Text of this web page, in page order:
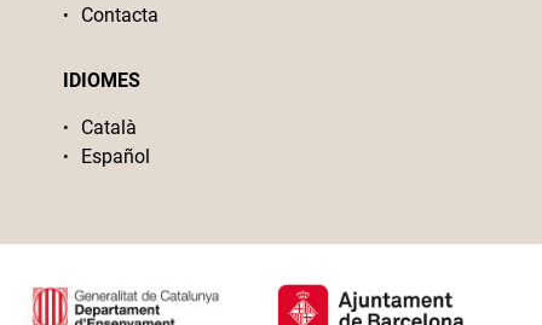
Contacta
IDIOMES
Català
Español